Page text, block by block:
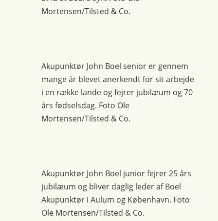
Mortensen/Tilsted & Co.
Akupunktør John Boel senior er gennem
mange år blevet anerkendt for sit arbejde
i en række lande og fejrer jubilæum og 70
års fødselsdag. Foto Ole
Mortensen/Tilsted & Co.
Akupunktør John Boel junior fejrer 25 års
jubilæum og bliver daglig leder af Boel
Akupunktør i Aulum og København. Foto
Ole Mortensen/Tilsted & Co.